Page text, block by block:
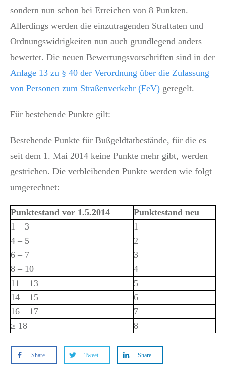
sondern nun schon bei Erreichen von 8 Punkten.
Allerdings werden die einzutragenden Straftaten und
Ordnungswidrigkeiten nun auch grundlegend anders
bewertet. Die neuen Bewertungsvorschriften sind in der
Anlage 13 zu § 40 der Verordnung über die Zulassung
von Personen zum Straßenverkehr (FeV) geregelt.
Für bestehende Punkte gilt:
Bestehende Punkte für Bußgeldtatbestände, für die es
seit dem 1. Mai 2014 keine Punkte mehr gibt, werden
gestrichen. Die verbleibenden Punkte werden wie folgt
umgerechnet:
Punktestand vor 1.5.2014
Punktestand neu
1 – 3
1
4 – 5
2
6 – 7
3
8 – 10
4
11 – 13
5
14 – 15
6
16 – 17
7
≥ 18
8
Share Tweet Share